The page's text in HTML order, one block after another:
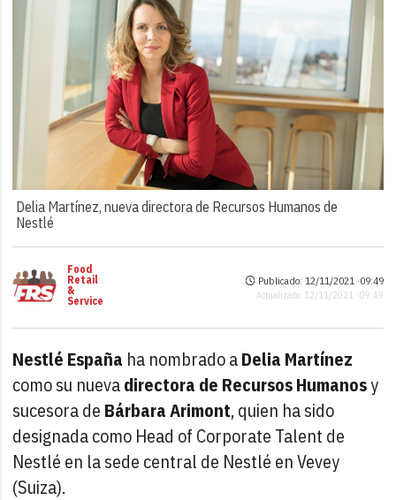
Delia Martínez, nueva directora de Recursos Humanos de
Nestlé
Food
Retail
&
Service
Publicado: 12/11/2021 ·09:49
Actualizado: 12/11/2021 · 09:49
Nestlé España ha nombrado aDelia Martínez
como su nuevadirectora de Recursos Humanosy
sucesora de Bárbara Arimont, quien ha sido
designada como Head of Corporate Talent de
Nestlé en la sede central de Nestlé en Vevey
(Suiza).